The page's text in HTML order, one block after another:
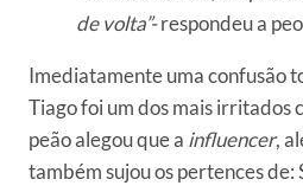
de volta”-respondeu a
Imediatamente uma confusão
Tiago foi um dos mais irritados
peão alegou que a influencer,
também sujou os pertences de: